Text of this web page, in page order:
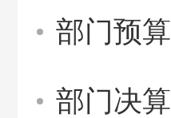
部门预算
部门决算